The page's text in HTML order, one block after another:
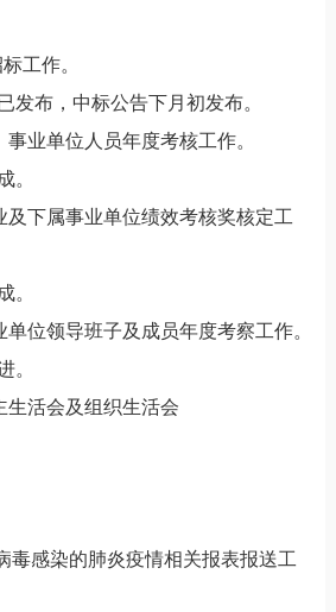
工作。
发布，中标公告下月初发布。
业单位人员年度考核工作。
。
下属事业单位绩效考核奖核定工
。
位领导班子及成员年度考察工作。
。
生活会及组织生活会
毒感染的肺炎疫情相关报表报送工